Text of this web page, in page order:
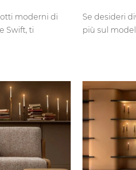
moderni di
Swift, ti
Se desideri
più sul